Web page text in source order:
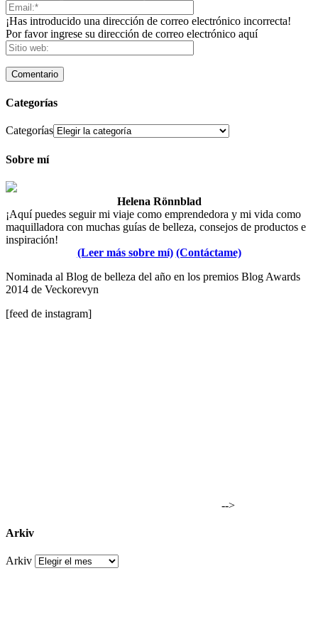
¡Has introducido una dirección de correo electrónico incorrecta!
Por favor ingrese su dirección de correo electrónico aquí
Categorías
Categorías
Sobre mí
Helena Rönnblad
¡Aquí puedes seguir mi viaje como emprendedora y mi vida como
maquilladora con muchas guías de belleza, consejos de productos e
inspiración!
(Leer más sobre mí) (Contáctame)
Nominada al Blog de belleza del año en los premios Blog Awards
2014 de Veckorevyn
[feed de instagram]
-->
Arkiv
Arkiv